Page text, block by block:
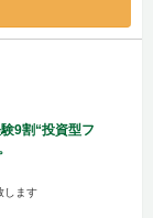
9割“投資型フ
します